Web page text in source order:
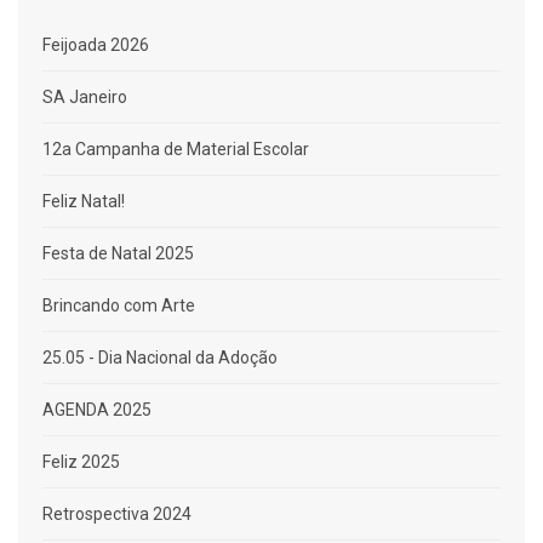
Feijoada 2026
SA Janeiro
12a Campanha de Material Escolar
Feliz Natal!
Festa de Natal 2025
Brincando com Arte
25.05 - Dia Nacional da Adoção
AGENDA 2025
Feliz 2025
Retrospectiva 2024